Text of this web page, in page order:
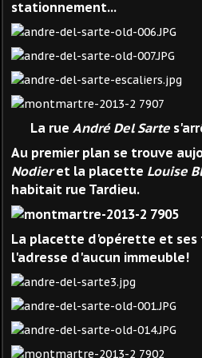
stationnement...
La rue André Del Sarte
Au premier plan se trouve
Nodieret la placette Louise
habitait rue Tardieu.
La placette d'opérette et
l'adresse d'aucun immeuble!